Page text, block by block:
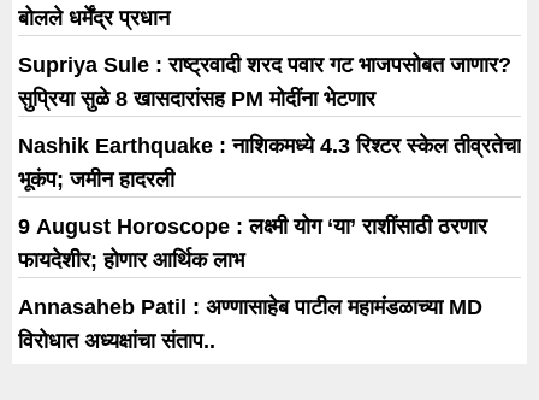
बोलले धर्मेंद्र प्रधान
Supriya Sule : राष्ट्रवादी शरद पवार गट भाजपसोबत जाणार?
सुप्रिया सुळे 8 खासदारांसह PM मोदींना भेटणार
Nashik Earthquake : नाशिकमध्ये 4.3 रिश्टर स्केल तीव्रतेचा
भूकंप; जमीन हादरली
9 August Horoscope : लक्ष्मी योग ‘या’ राशींसाठी ठरणार
फायदेशीर; होणार आर्थिक लाभ
Annasaheb Patil : अण्णासाहेब पाटील महामंडळाच्या MD
विरोधात अध्यक्षांचा संताप..